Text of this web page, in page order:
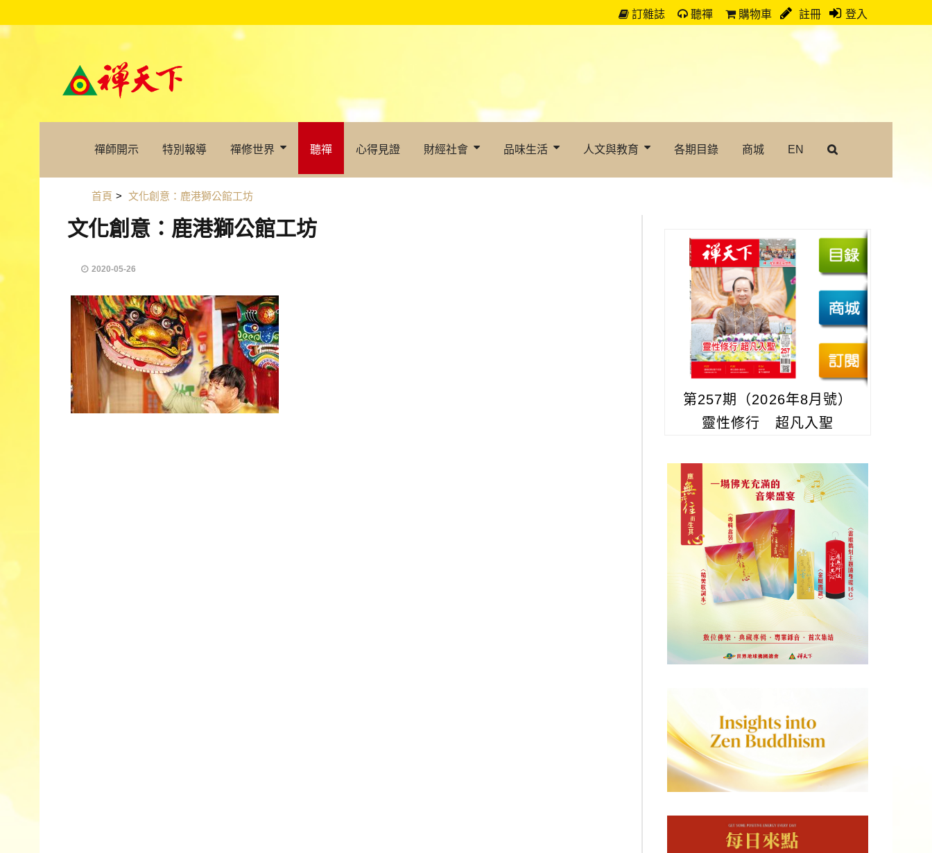
訂雜誌 聽禪 購物車 註冊 登入
禪師開示 特別報導 禪修世界 聽禪 心得見證 財經社會 品味生活 人文與教育 各期目錄 商城 EN
首頁 > 文化創意：鹿港獅公館工坊
文化創意：鹿港獅公館工坊
2020-05-26
第257期（2026年8月號）
靈性修行 超凡入聖